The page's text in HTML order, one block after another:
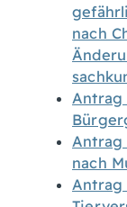
nach
Antrag
Antrag
nach
Antrag